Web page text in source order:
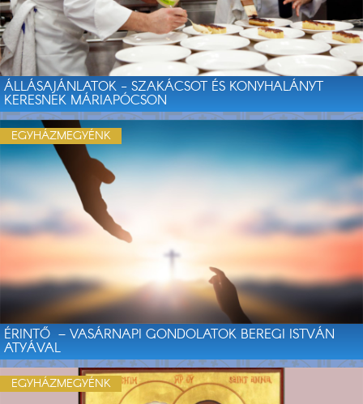
ÁLLÁSAJÁNLATOK - SZAKÁCSOT ÉS KONYHALÁNYT
KERESNEK MÁRIAPÓCSON
ÉRINTŐ – VASÁRNAPI GONDOLATOK BEREGI ISTVÁN
ATYÁVAL
EGYHÁZMEGYÉNK
EGYHÁZMEGYÉNK